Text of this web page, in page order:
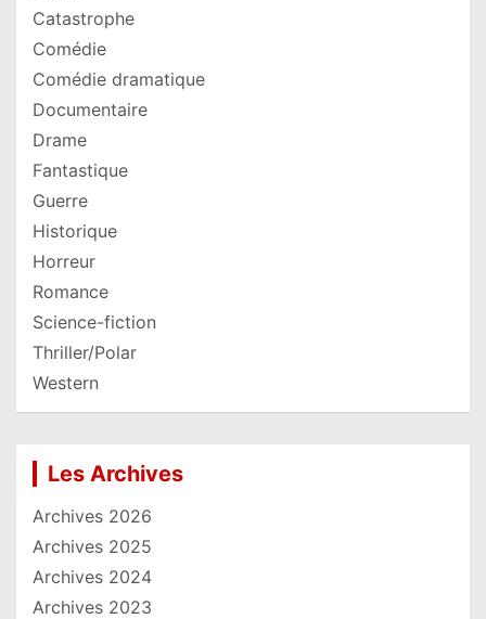
Catastrophe
Comédie
Comédie dramatique
Documentaire
Drame
Fantastique
Guerre
Historique
Horreur
Romance
Science-fiction
Thriller/Polar
Western
Les Archives
Archives 2026
Archives 2025
Archives 2024
Archives 2023